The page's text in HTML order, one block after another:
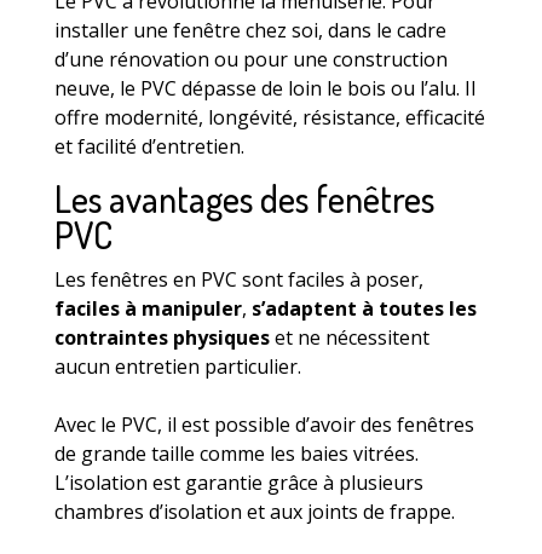
installer une fenêtre chez soi, dans le cadre
d’une rénovation ou pour une construction
neuve, le PVC dépasse de loin le bois ou l’alu. Il
offre modernité, longévité, résistance, efficacité
et facilité d’entretien.
Les avantages des fenêtres
PVC
Les fenêtres en PVC sont faciles à poser,
faciles à manipuler, s’adaptent à toutes les
contraintes physiqueset ne nécessitent
aucun entretien particulier.
Avec le PVC, il est possible d’avoir des fenêtres
de grande taille comme les baies vitrées.
L’isolation est garantie grâce à plusieurs
chambres d’isolation et aux joints de frappe.